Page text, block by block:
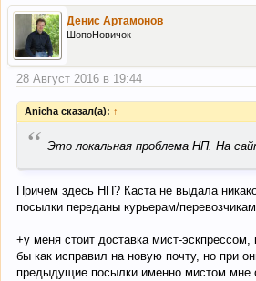
Денис Артамонов
ШопоНовичок
28 Август 2016 в 19:44
Anicha сказал(а): ↑
“ Это локальная проблема НП. На
Причем здесь НП? Каста не выдала
посылки переданы курьерам/перевозчикам
+у меня стоит доставка мист-эскпрессом,
бы как исправил на новую почту, но при
предыдущие посылки именно мистом мне